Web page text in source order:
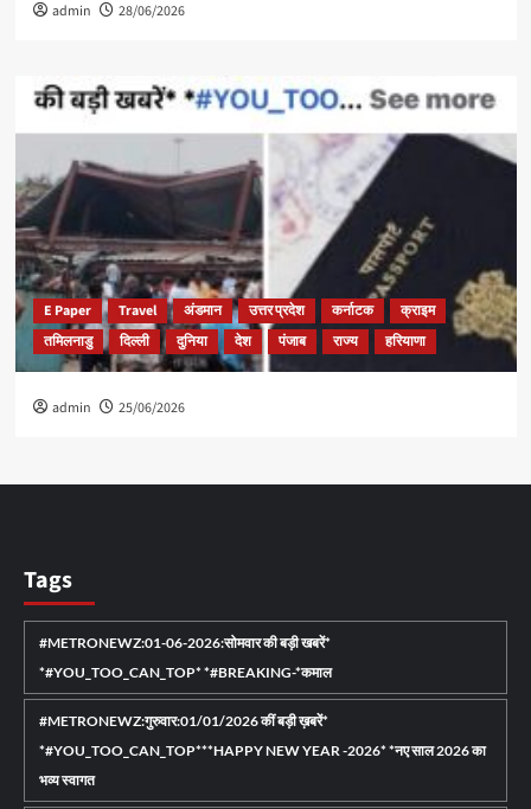
admin 28/06/2026
E Paper Travel अंडमान उत्तर प्रदेश कर्नाटक
क्राइम
तमिलनाडु
दिल्ली दुनिया देश पंजाब राज्य हरियाणा
admin 25/06/2026
Tags
#METRONEWZ:01-06-2026:सोमवार की बड़ी खबरें*
*#YOU_TOO_CAN_TOP* *#BREAKING-*कमाल
#METRONEWZ:गुरुवार:01/01/2026 कीं बड़ी ख़बरें*
*#YOU_TOO_CAN_TOP***HAPPY NEW YEAR -2026* *नए साल 2026 का
भव्य स्वागत